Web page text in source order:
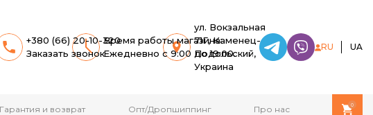
+380 (66) 20-10-320
Заказать звонок
Время работы магазина:
Ежедневно с 9:00 до 19:00.
ул. Вокзальная
71Г, Каменец-
Подольский,
Украина
RU UA
Гарантия и возврат Опт/Дропшиппинг Про нас 0